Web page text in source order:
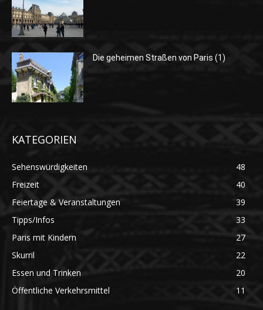
Die geheimen Straßen von Paris (1)
KATEGORIEN
Sehenswürdigkeiten
48
Freizeit
40
Feiertage & Veranstaltungen
39
Tipps/Infos
33
Paris mit Kindern
27
Skurril
22
Essen und Trinken
20
Öffentliche Verkehrsmittel
11